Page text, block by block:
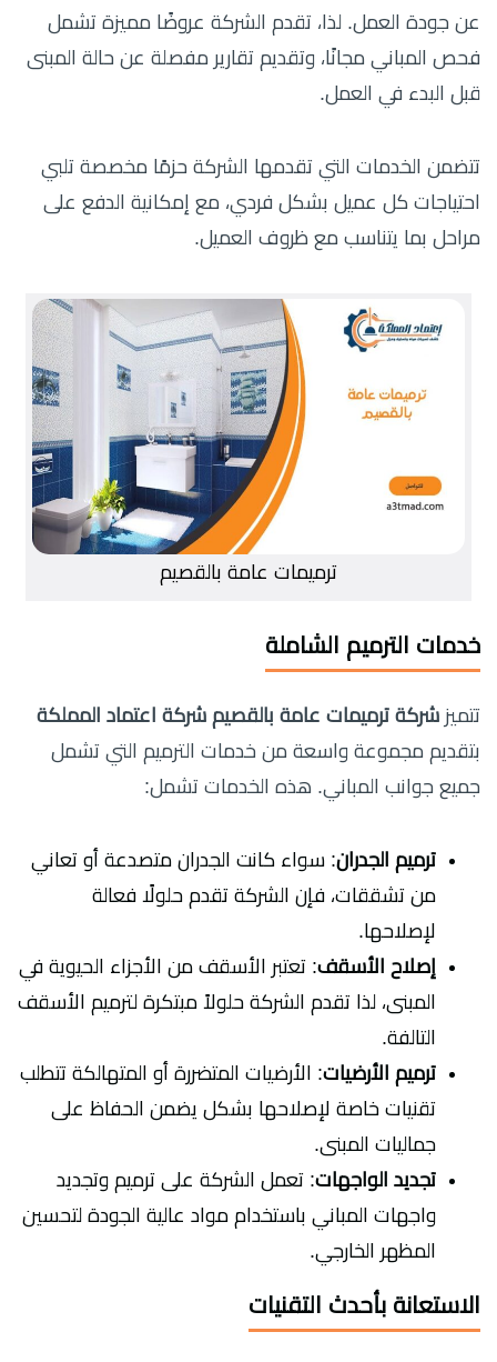
عن جودة العمل. لذا، تقدم الشركة عروضًا مميزة تشمل
فحص المباني مجانًا، وتقديم تقارير مفصلة عن حالة المبنى
قبل البدء في العمل.
تتضمن الخدمات التي تقدمها الشركة حزمًا مخصصة تلبي
احتياجات كل عميل بشكل فردي، مع إمكانية الدفع على
مراحل بما يتناسب مع ظروف العميل.
ترميمات عامة بالقصيم
خدمات الترميم الشاملة
تتميز شركة ترميمات عامة بالقصيم شركة اعتماد المملكة
بتقديم مجموعة واسعة من خدمات الترميم التي تشمل
جميع جوانب المباني. هذه الخدمات تشمل:
ترميم الجدران: سواء كانت الجدران متصدعة أو تعاني
من تشققات، فإن الشركة تقدم حلولًا فعالة
لإصلاحها.
إصلاح الأسقف: تعتبر الأسقف من الأجزاء الحيوية في
المبنى، لذا تقدم الشركة حلولاً مبتكرة لترميم الأسقف
التالفة.
ترميم الأرضيات: الأرضيات المتضررة أو المتهالكة تتطلب
تقنيات خاصة لإصلاحها بشكل يضمن الحفاظ على
جماليات المبنى.
تجديد الواجهات: تعمل الشركة على ترميم وتجديد
واجهات المباني باستخدام مواد عالية الجودة لتحسين
المظهر الخارجي.
الاستعانة بأحدث التقنيات